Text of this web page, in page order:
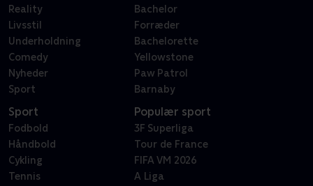
Reality
Livsstil
Underholdning
Comedy
Nyheder
Sport
Bachelor
Forræder
Bachelorette
Yellowstone
Paw Patrol
Barnaby
Sport
Fodbold
Håndbold
Cykling
Tennis
Populær sport
3F Superliga
Tour de France
FIFA VM 2026
A Liga